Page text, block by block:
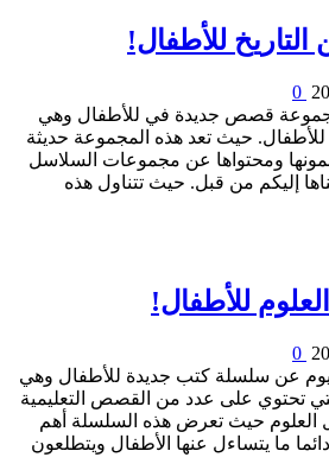
للأطفال!
قصص جديدة في للأطفال وهي
حيث تعد هذه المجموعة حديثة
ومحتواها عن مجموعات السلاسل
إليكم من قبل. حيث تتناول هذه
للأطفال!
عن سلسلة كتب جديدة للأطفال وهي
تحتوي على عدد من القصص التعليمية
العلوم حيث تعرض هذه السلسلة أهم
ما يتساءل عنها الأطفال ويتطلعون